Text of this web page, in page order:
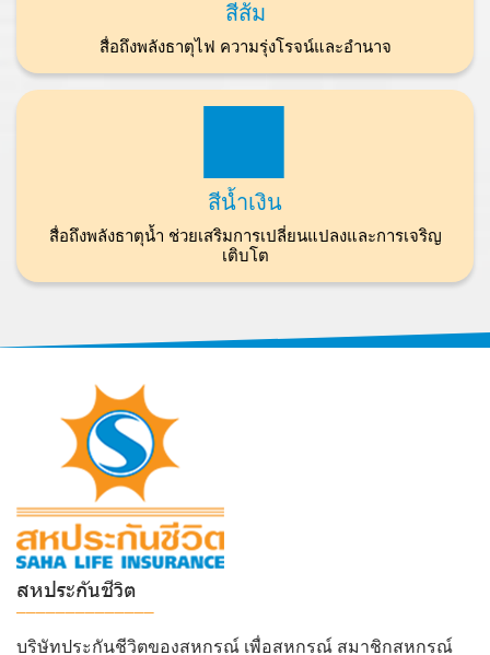
สีส้ม
สื่อถึงพลังธาตุไฟ ความรุ่งโรจน์และอำนาจ
สีน้ำเงิน
สื่อถึงพลังธาตุน้ำ ช่วยเสริมการเปลี่ยนแปลงและการเจริญ
เติบโต
สหประกันชีวิต
บริษัทประกันชีวิตของสหกรณ์ เพื่อสหกรณ์ สมาชิกสหกรณ์